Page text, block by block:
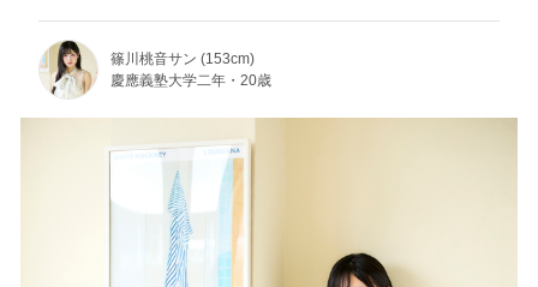
篠川桃音サン (153cm)
慶應義塾大学二年・20歳